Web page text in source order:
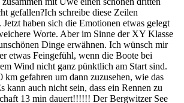
gefallen?Ich schreibe diese Zeilen
Jetzt haben sich die Emotionen etwas gelegt
Worte. Aber im Sinne der XY Klasse
Dinge erwähnen. Ich wünsch mir
etwas Feingefühl, wenn die Boote bei
Wind nicht ganz pünktlich am Start sind.
km gefahren um dann zuzusehen, wie das
kann auch nicht sein, dass ein Rennen zu
13 min dauert!!!!!! Der Bergwitzer See